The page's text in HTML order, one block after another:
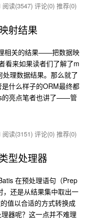
阅读(3547) 评论(0) 推荐(0)
射结果
相关的结果——把数据映
看来如果读者们了解了m
理数据结果。那么就了
什么样子的ORM最终都
的亮点笔者也讲了——管
阅读(3151) 评论(0) 推荐(0)
型处理器
在预处理语句（Prep
还是从结果集中取出一
值以合适的方式转换成
器呢？这一点并不难理